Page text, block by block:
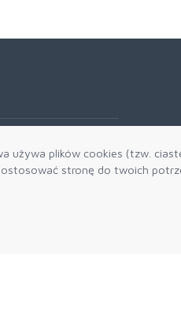
używa plików cookies (tzw.
stronę do twoich